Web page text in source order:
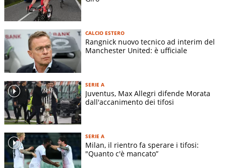
CALCIO ESTERO
Rangnick nuovo tecnico ad interim del
Manchester United: è ufficiale
SERIE A
Juventus, Max Allegri difende Morata
dall'accanimento dei tifosi
SERIE A
Milan, il rientro fa sperare i tifosi:
"Quanto c'è mancato”